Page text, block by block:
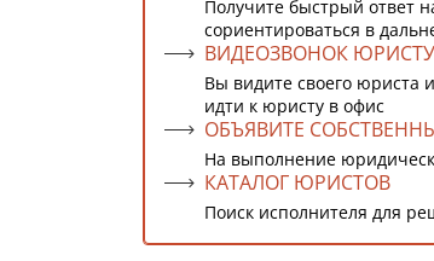
Получите быстрый ответ
сориентироваться в
ВИДЕОЗВОНОК ЮРИСТУ
Вы видите своего юриста
идти к юристу в офис
ОБЪЯВИТЕ
На выполнение
КАТАЛОГ ЮРИСТОВ
Поиск исполнителя для